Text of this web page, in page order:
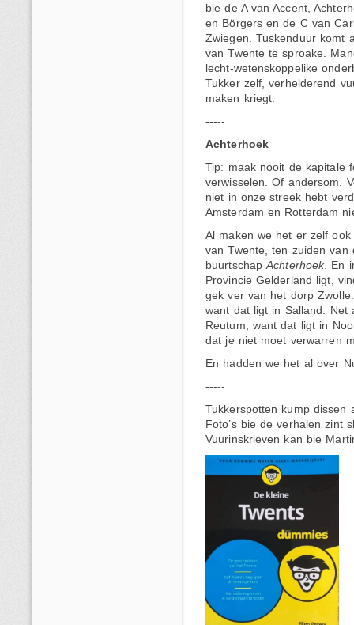
bie de A van Accent,
en Börgers en de C van
Zwiegen. Tuskenduur komt
van Twente te sproake.
lecht-wetenskoppelike
Tukker zelf, verhelderend
maken kriegt.
-----
Achterhoek
Tip: maak nooit de kapitale
verwisselen. Of andersom.
niet in onze streek hebt
Amsterdam en Rotterdam
Al maken we het er zelf
van Twente, ten zuiden van
buurtschapAchterhoek. En
Provincie Gelderland ligt,
gek ver van het dorp
want dat ligt in Salland. Net
Reutum, want dat ligt in
dat je niet moet verwarren
En hadden we het al over
-----
Tukkerspotten kump dissen
Foto’s bie de verhalen zint
Vuurinskrieven kan bie